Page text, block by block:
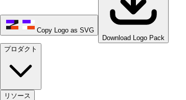
Copy Logo as SVG
Download Logo Pack
プロダクト
リソース